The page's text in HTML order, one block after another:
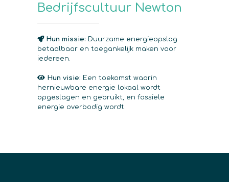
Bedrijfscultuur Newton
Hun missie: Duurzame energieopslag
betaalbaar en toegankelijk maken voor
iedereen.
Hun visie: Een toekomst waarin
hernieuwbare energie lokaal wordt
opgeslagen en gebruikt, en fossiele
energie overbodig wordt.